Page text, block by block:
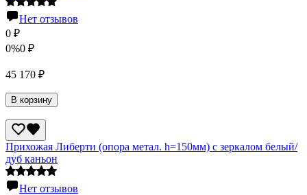
Нет отзывов
0 ₽
0%0 ₽
45 170 ₽
В корзину
Прихожая Либерти (опора метал. h=150мм) с зеркалом белый/
дуб каньон
Нет отзывов